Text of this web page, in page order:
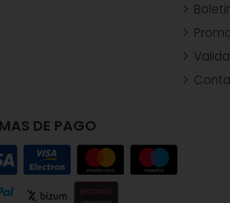
DE PAGO